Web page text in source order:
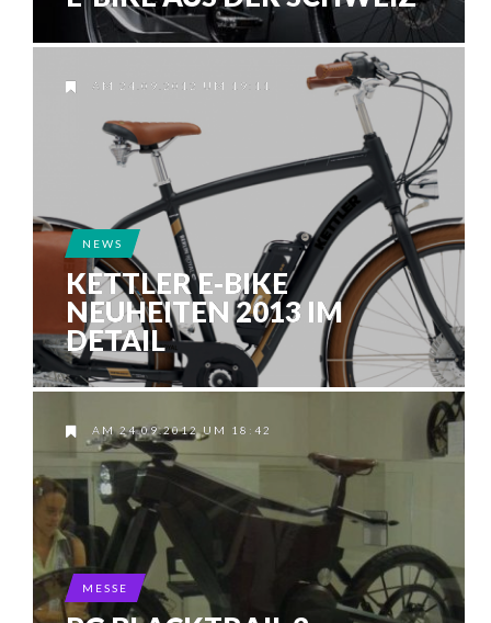
AM 24.09.2012 UM 19:11
NEWS
KETTLER E-BIKE
NEUHEITEN 2013 IM
DETAIL
AM 24.09.2012 UM 18:42
MESSE